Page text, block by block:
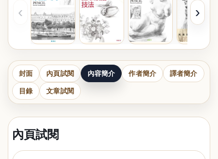
‹ ›
封面 內頁試閱 內容簡介 作者簡介 譯者簡介
目錄 文章試閱
內頁試閱